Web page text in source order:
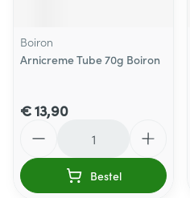
Boiron
Arnicreme Tube 70g Boiron
€ 13,90
Bestel